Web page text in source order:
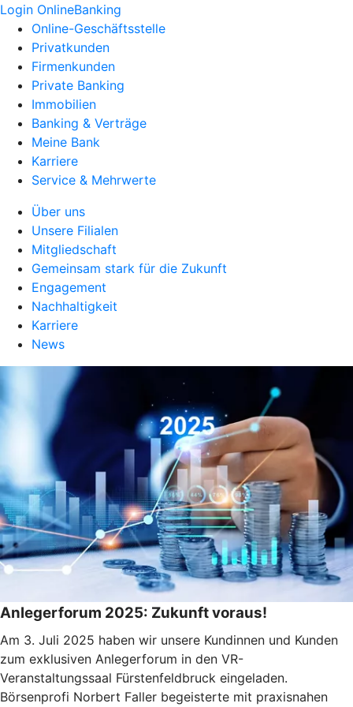
Login OnlineBanking
Online-Geschäftsstelle
Privatkunden
Firmenkunden
Private Banking
Immobilien
Banking & Verträge
Meine Bank
Karriere
Service & Mehrwerte
Über uns
Unsere Filialen
Mitgliedschaft
Gemeinsam stark für die Zukunft
Engagement
Nachhaltigkeit
Karriere
News
Anlegerforum 2025: Zukunft voraus!
Am 3. Juli 2025 haben wir unsere Kundinnen und Kunden
zum exklusiven Anlegerforum in den VR-
Veranstaltungssaal Fürstenfeldbruck eingeladen.
Börsenprofi Norbert Faller begeisterte mit praxisnahen